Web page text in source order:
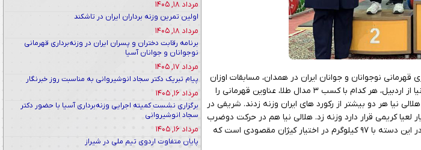
نوجوانان و جوانان ایران در همدان، مسابقات اوزان
۷۱ و ۷۶ کیلوگرم نوجوانان برگزار شد و هانیه شریفی از اصفهان و آیدا هلالی نیا از اردبیل، هر کدام با کسب ۳ مدال طلا، عناوین قهرمانی را
نیا هر دو بیشتر از رکورد های ایران وزنه زدند. شریفی در
ایران که در اختیار لعیا کریمی قرار دارد وزنه زد. هلالی نیا هم در حرکت دوضرب
با مهار وزنه ۱۰۰ کیلوگرم، سه کیلوگرم بیشتر رکورد ایران وزنه زد. رکورد ایران در این دسته با ۹۷ کیلوگرم در اختیار کیژان مقصودی است که
مرداد ۱۸, ۱۴۰۵
اولین تمرین وزنه برداران ایران در تاشکند
مرداد ۱۸, ۱۴۰۵
برنامه رقابت دختران و پسران ایران در وزنه‌برداری قهرمانی
نوجوانان و جوانان آسیا
مرداد ۱۷, ۱۴۰۵
پیام تبریک دکتر سجاد انوشیروانی به مناسبت روز خبرنگار
مرداد ۱۶, ۱۴۰۵
برگزاری نشست کمیته اجرایی وزنه‌برداری آسیا با حضور دکتر
سجاد انوشیروانی
مرداد ۱۶, ۱۴۰۵
پایان متفاوت اردوی تیم ملی در شیراز